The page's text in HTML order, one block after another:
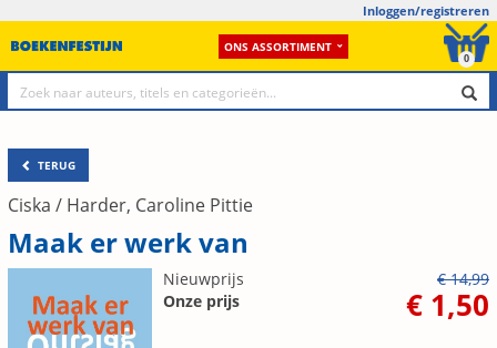
Inloggen/registreren
ONS ASSORTIMENT
0
TERUG
Ciska / Harder, Caroline Pittie
Maak er werk van
Nieuwprijs
€ 14,99
Onze prijs
€ 1,50